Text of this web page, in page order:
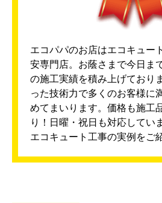
エコパパのお店はエコキュー
安専門店。お蔭さまで今日ま
の施工実績を積み上げており
った技術力で多くのお客様に
めてまいります。価格も施工
り！日曜・祝日も対応してい
エコキュート工事の実例をご